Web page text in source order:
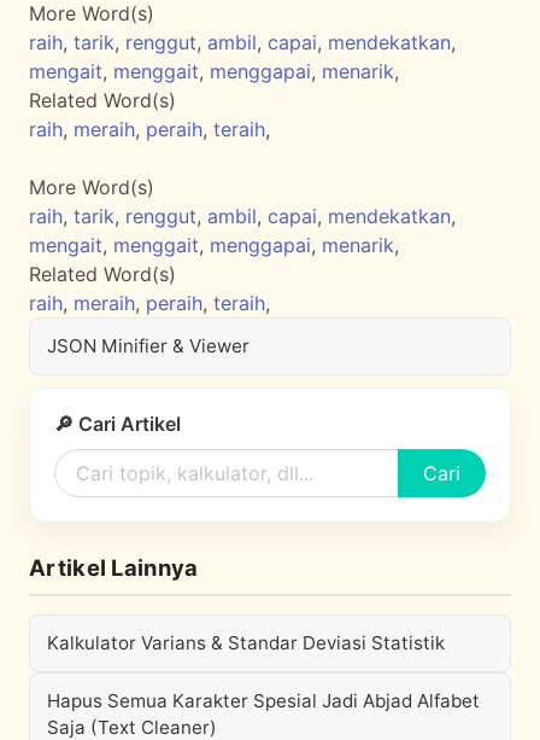
More Word(s)
raih, tarik, renggut, ambil, capai, mendekatkan,
mengait, menggait, menggapai, menarik,
Related Word(s)
raih, meraih, peraih, teraih,
More Word(s)
raih, tarik, renggut, ambil, capai, mendekatkan,
mengait, menggait, menggapai, menarik,
Related Word(s)
raih, meraih, peraih, teraih,
JSON Minifier & Viewer
🔎 Cari Artikel
Cari
Artikel Lainnya
Kalkulator Varians & Standar Deviasi Statistik
Hapus Semua Karakter Spesial Jadi Abjad Alfabet
Saja (Text Cleaner)